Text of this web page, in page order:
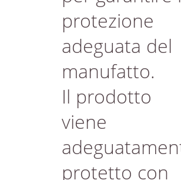
protezione
adeguata del
manufatto.
Il prodotto
viene
protetto con